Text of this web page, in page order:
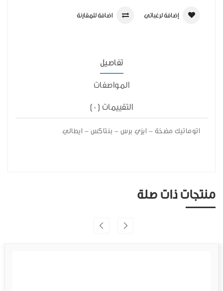
إضافة لرغباتي اضافة للمقارنة
تفاصيل
المواصفات
التقييمات (0)
اتوماتيك مضخة - ايزي برس - بنتاكس - ايطالي
منتجات ذات صلة